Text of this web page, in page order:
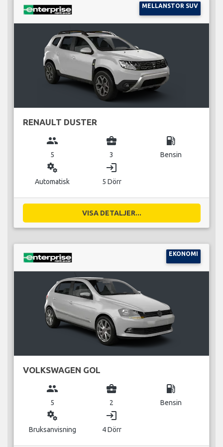
MELLANSTOR SUV
RENAULT DUSTER
group
5
business_center
3
local_gas_station
Bensin
miscellaneous_services
Automatisk
login
5 Dörr
VISA DETALJER...
EKONOMI
VOLKSWAGEN GOL
group
5
business_center
2
local_gas_station
Bensin
miscellaneous_services
Bruksanvisning
login
4 Dörr